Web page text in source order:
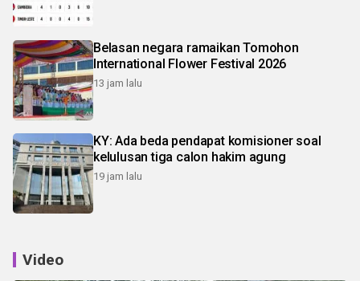
Belasan negara ramaikan Tomohon
International Flower Festival 2026
13 jam lalu
KY: Ada beda pendapat komisioner soal
kelulusan tiga calon hakim agung
19 jam lalu
Video